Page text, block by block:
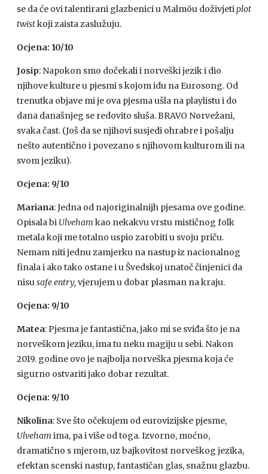
se da će ovi talentirani glazbenici u Malmöu doživjeti plot
twistkoji zaista zaslužuju.
Ocjena: 10/10
Josip: Napokon smo dočekali i norveški jezik i dio
njihove kulture u pjesmi s kojom idu na Eurosong. Od
trenutka objave mi je ova pjesma ušla na playlistu i do
dana današnjeg se redovito sluša. BRAVO Norvežani,
svaka čast. (Još da se njihovi susjedi ohrabre i pošalju
nešto autentično i povezano s njihovom kulturom ili na
svom jeziku).
Ocjena: 9/10
Mariana: Jedna od najoriginalnijh pjesama ove godine.
Opisala bi Ulveham kao nekakvu vrstu mističnog folk
metala koji me totalno uspio zarobiti u svoju priču.
Nemam niti jednu zamjerku na nastup iz nacionalnog
finala i ako tako ostane i u Švedskoj unatoč činjenici da
nisu safe entry, vjerujem u dobar plasman na kraju.
Ocjena: 9/10
Matea: Pjesma je fantastična, jako mi se sviđa što je na
norveškom jeziku, ima tu neku magiju u sebi. Nakon
2019. godine ovo je najbolja norveška pjesma koja će
sigurno ostvariti jako dobar rezultat.
Ocjena: 9/10
Nikolina: Sve što očekujem od eurovizijske pjesme,
Ulveham ima, pa i više od toga. Izvorno, moćno,
dramatično s mjerom, uz bajkovitost norveškog jezika,
efektan scenski nastup, fantastičan glas, snažnu glazbu.